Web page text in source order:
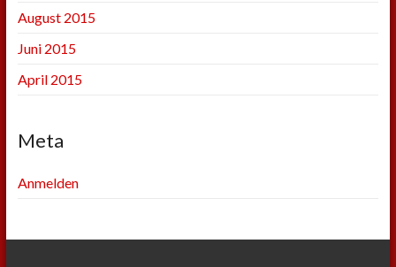
August 2015
Juni 2015
April 2015
Meta
Anmelden